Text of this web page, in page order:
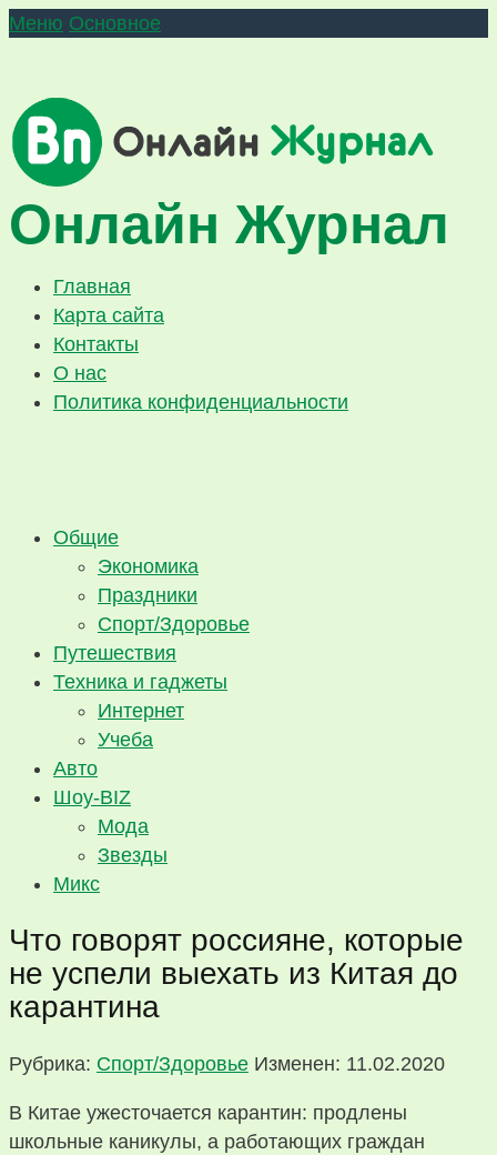
Меню Основное
Онлайн Журнал
Главная
Карта сайта
Контакты
О нас
Политика конфиденциальности
Общие
Экономика
Праздники
Спорт/Здоровье
Путешествия
Техника и гаджеты
Интернет
Учеба
Авто
Шоу-BIZ
Мода
Звезды
Микс
Что говорят россияне, которые
не успели выехать из Китая до
карантина
Рубрика: Спорт/Здоровье Изменен: 11.02.2020
В Китае ужесточается карантин: продлены
школьные каникулы, а работающих граждан